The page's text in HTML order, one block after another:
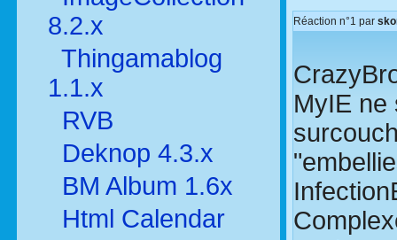
8.2.x
Thingamablog
1.1.x
RVB
Deknop 4.3.x
BM Album 1.6x
Html Calendar
Réaction n°1 par
MyIE ne